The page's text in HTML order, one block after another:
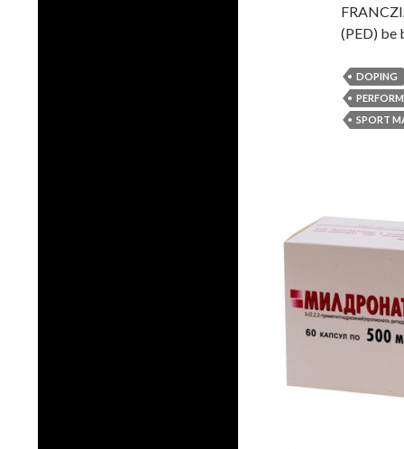
(PED) be
DOPING
SPORT